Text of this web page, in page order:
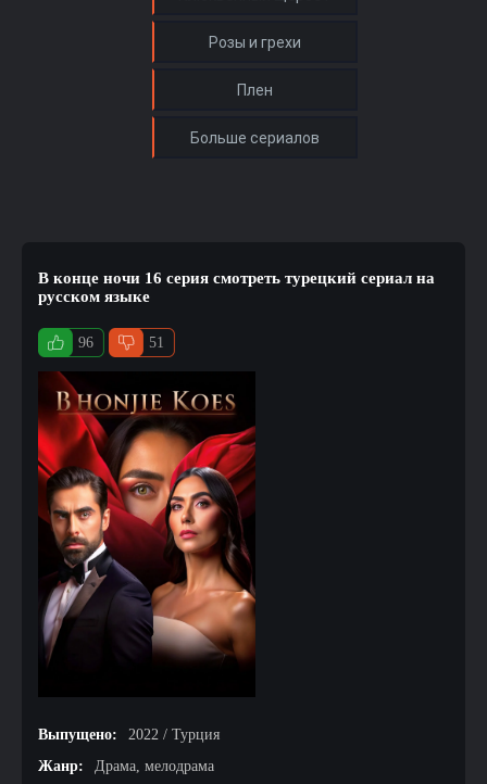
В конце ночи 16 серия смотреть турецкий сериал на
русском языке
96 51
Выпущено:
2022 / Турция
Жанр:
Драма, мелодрама